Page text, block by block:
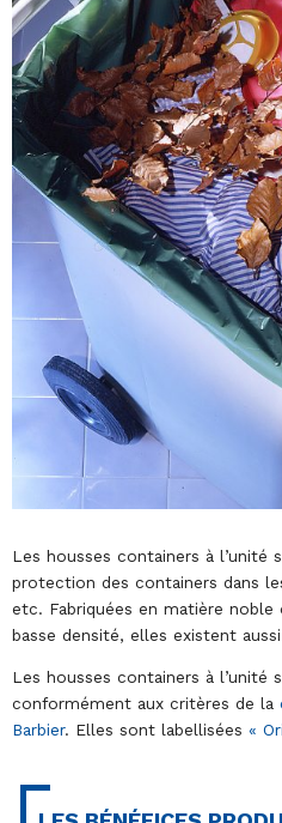
Les housses containers à l’unité
protection des containers dans
etc. Fabriquées en matière
basse densité, elles existent
Les housses containers à
conformément aux critères de la
Barbier. Elles sont labellisées «